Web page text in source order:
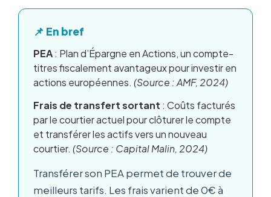
📌 En bref
PEA: Plan d’Épargne en Actions, un compte-
titres fiscalement avantageux pour investir en
actions européennes. (Source : AMF, 2024)
Frais de transfert sortant : Coûts facturés
par le courtier actuel pour clôturer le compte
et transférer les actifs vers un nouveau
courtier. (Source : Capital Malin, 2024)
Transférer son PEA permet de trouver de
meilleurs tarifs. Les frais varient de 0€ à